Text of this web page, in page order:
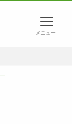
メニュー